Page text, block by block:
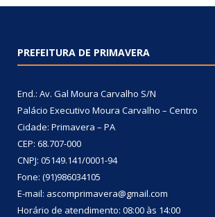
PREFEITURA DE PRIMAVERA
End.: Av. Gal Moura Carvalho S/N
Palácio Executivo Moura Carvalho – Centro
Cidade: Primavera – PA
CEP: 68.707-000
CNPJ: 05149.141/0001-94
Fone: (91)986034105
E-mail: ascomprimavera@gmail.com
Horário de atendimento: 08:00 às 14:00